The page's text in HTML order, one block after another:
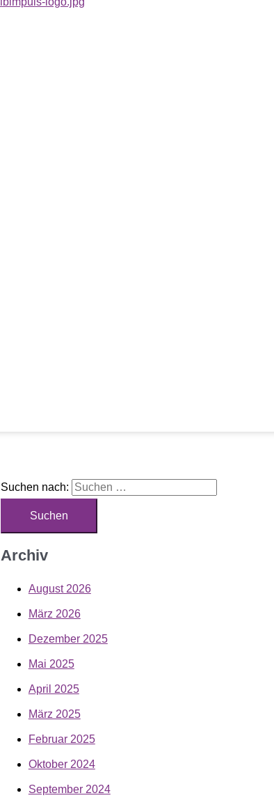
Suchen nach:
Archiv
August 2026
März 2026
Dezember 2025
Mai 2025
April 2025
März 2025
Februar 2025
Oktober 2024
September 2024